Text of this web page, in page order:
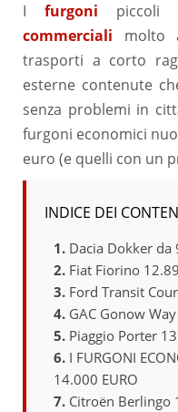
Ifurgoni
commerciali molto
trasporti a corto
esterne contenute
senza problemi in
furgoni economici
euro (e quelli con un
INDICE DEI
Dacia Dokker
Fiat Fiorino
Ford Transit
GAC Gonow
Piaggio Porter
I FURGONI
14.000 EURO
Citroën Berlingo